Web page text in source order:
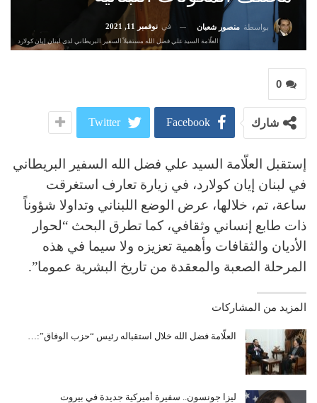
بواسطة منصور شعبان في نوفمبر 11, 2021
العلّامة السيد علي فضل الله مستقبلاً السفير البريطاني لدى لبنان إيان كولارد
0
شارك Facebook
Twitter
إستقبل العلّامة السيد علي فضل الله السفير البريطاني
في لبنان إيان كولارد، في زيارة تعارف استغرقت
ساعة، تم، خلالها، عرض الوضع اللبناني وتداولا شؤوناً
ذات طابع إنساني وثقافي، كما تطرق البحث “لحوار
الأديان والثقافات وأهمية تعزيزه ولا سيما في هذه
المرحلة الصعبة والمعقدة من تاريخ البشرية عموما”.
المزيد من المشاركات
العلّامة فضل الله خلال استقباله رئيس “حزب الوفاق”:…
ليزا جونسون.. سفيرة أميركية جديدة في بيروت